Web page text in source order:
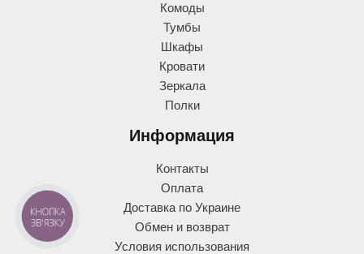
Комоды
Тумбы
Шкафы
Кровати
Зеркала
Полки
Информация
Контакты
Оплата
Доставка по Украине
Обмен и возврат
Условия использования
КНОПКА
ЗВ'ЯЗКУ